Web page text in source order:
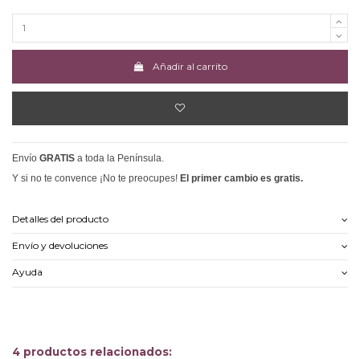
Añadir al carrito
Envío GRATIS a toda la Península.
Y si no te convence ¡No te preocupes! El primer cambio es gratis.
Detalles del producto
Envío y devoluciones
Ayuda
4 productos relacionados: